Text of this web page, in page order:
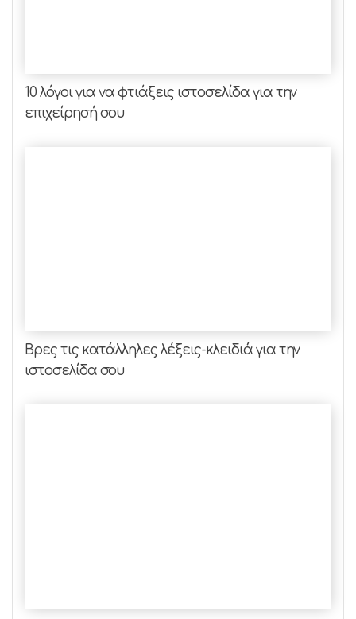
10 λόγοι για να φτιάξεις ιστοσελίδα για την
επιχείρησή σου
Βρες τις κατάλληλες λέξεις-κλειδιά για την
ιστοσελίδα σου